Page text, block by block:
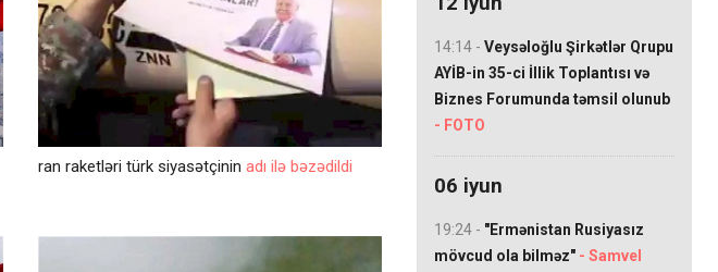
ran raketləri türk siyasətçininadı ilə bəzədildi
14:14 - Veysəloğlu Şirkətlər Qrupu
AYİB-in 35-ci İllik Toplantısı və
Biznes Forumunda təmsil olunub
- FOTO
06 iyun
19:24 - "Ermənistan Rusiyasız
mövcud ola bilməz" - Samvel